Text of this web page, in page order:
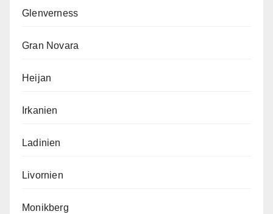
Glenverness
Gran Novara
Heijan
Irkanien
Ladinien
Livornien
Monikberg